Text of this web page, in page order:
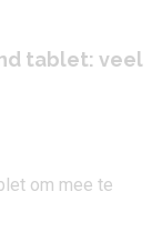
tablet: veel